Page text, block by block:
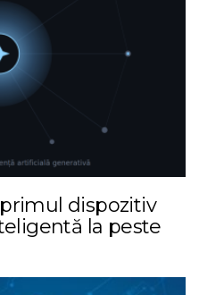
dispozitiv
la peste